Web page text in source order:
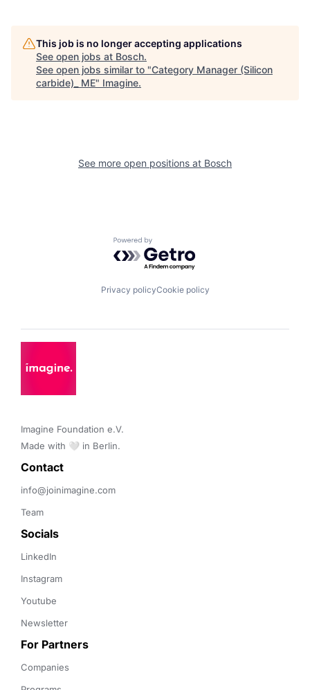
This job is no longer accepting applications
See open jobs at Bosch.
See open jobs similar to "Category Manager (Silicon
carbide)_ ME" Imagine.
See more open positions at Bosch
Powered by Getro.com
Privacy policyCookie policy
Imagine Foundation e.V.
Made with 🤍 in Berlin.
Contact
info@joinimagine.com
Team
Socials
LinkedIn
Instagram
Youtube
Newsletter
For Partners
Companies